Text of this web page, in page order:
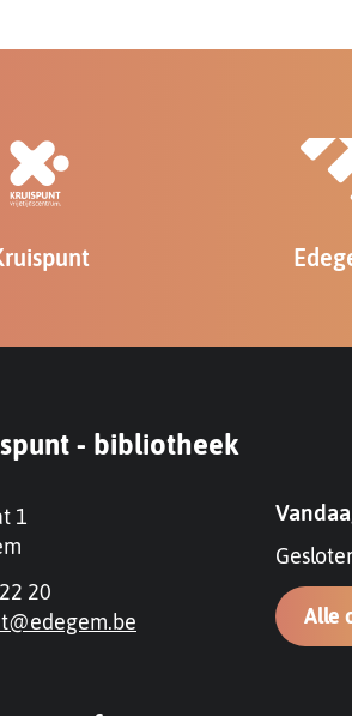
- bibliotheek
1
20
@edegem.be Alle